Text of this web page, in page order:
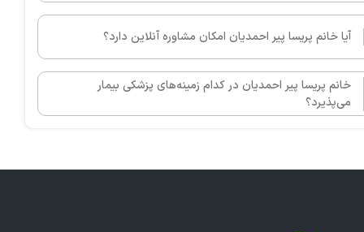
آیا خانم پریسا پیر احمدیان امکان مشاوره آنلاین دارد؟
خانم پریسا پیر احمدیان در کدام زمینه‌های پزشکی بیمار
می‌پذیرد؟